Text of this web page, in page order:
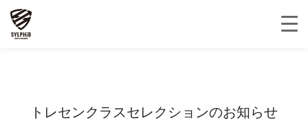
トレセンクラスセレクションのお知らせ